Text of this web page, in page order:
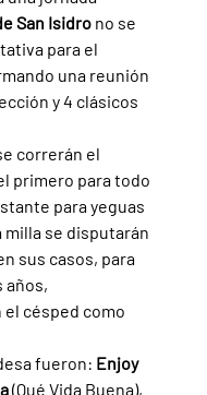
San Isidro no se
para el
una reunión
y 4 clásicos
correrán el
primero para todo
para yeguas
milla se disputarán
sus casos, para
años,
césped como
fueron: Enjoy
(Qué Vida Buena),